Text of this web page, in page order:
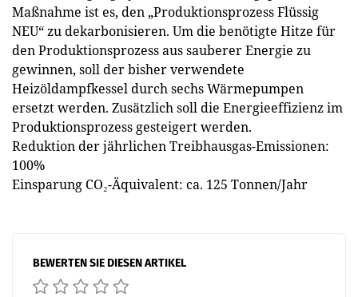
Maßnahme ist es, den „Produktionsprozess Flüssig
NEU“ zu dekarbonisieren. Um die benötigte Hitze für
den Produktionsprozess aus sauberer Energie zu
gewinnen, soll der bisher verwendete
Heizöldampfkessel durch sechs Wärmepumpen
ersetzt werden. Zusätzlich soll die Energieeffizienz im
Produktionsprozess gesteigert werden.
Reduktion der jährlichen Treibhausgas-Emissionen:
100%
Einsparung CO₂-Äquivalent: ca. 125 Tonnen/Jahr
BEWERTEN SIE DIESEN ARTIKEL